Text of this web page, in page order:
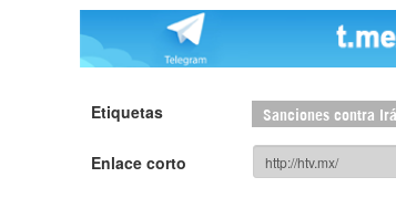
Etiquetas Sanciones contra
Enlace corto